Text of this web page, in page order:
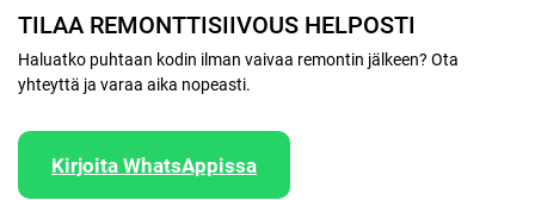
TILAA REMONTTISIIVOUS HELPOSTI
Haluatko puhtaan kodin ilman vaivaa remontin jälkeen? Ota
yhteyttä ja varaa aika nopeasti.
Kirjoita WhatsAppissa